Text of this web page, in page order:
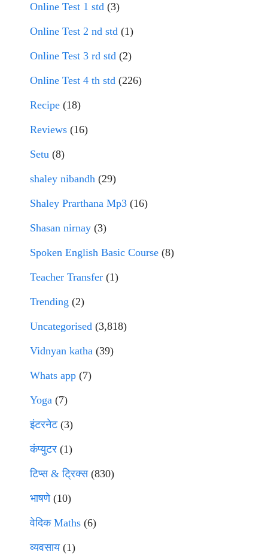
Online Test 1 std (3)
Online Test 2 nd std (1)
Online Test 3 rd std (2)
Online Test 4 th std (226)
Recipe (18)
Reviews (16)
Setu (8)
shaley nibandh (29)
Shaley Prarthana Mp3 (16)
Shasan nirnay (3)
Spoken English Basic Course (8)
Teacher Transfer (1)
Trending (2)
Uncategorised (3,818)
Vidnyan katha (39)
Whats app (7)
Yoga (7)
इंटरनेट(3)
कंप्युटर (1)
टिप्स & ट्रिक्स(830)
भाषणे(10)
वेदिक Maths (6)
व्यवसाय(1)